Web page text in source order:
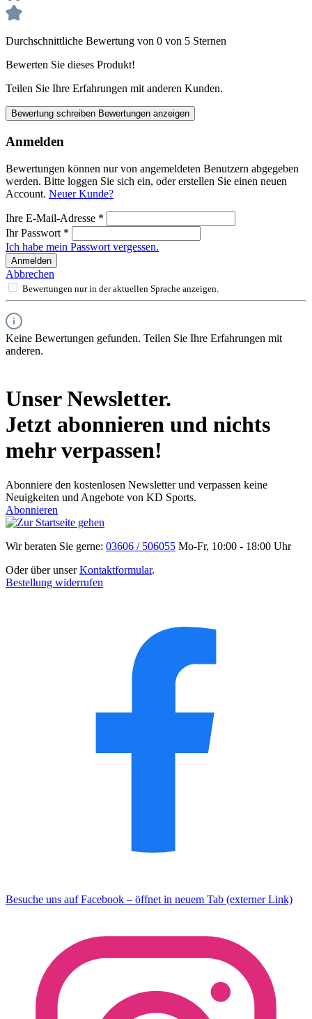
Durchschnittliche Bewertung von 0 von 5 Sternen
Bewerten Sie dieses Produkt!
Teilen Sie Ihre Erfahrungen mit anderen Kunden.
Bewertung schreiben Bewertungen anzeigen
Anmelden
Bewertungen können nur von angemeldeten Benutzern abgegeben
werden. Bitte loggen Sie sich ein, oder erstellen Sie einen neuen
Account. Neuer Kunde?
Ihre E-Mail-Adresse *
Ihr Passwort *
Ich habe mein Passwort vergessen.
Anmelden
Abbrechen
Bewertungen nur in der aktuellen Sprache anzeigen.
Keine Bewertungen gefunden. Teilen Sie Ihre Erfahrungen mit
anderen.
Unser Newsletter.
Jetzt abonnieren und nichts
mehr verpassen!
Abonniere den kostenlosen Newsletter und verpassen keine
Neuigkeiten und Angebote von KD Sports.
Abonnieren
Wir beraten Sie gerne: 03606 / 506055 Mo-Fr, 10:00 - 18:00 Uhr
Oder über unserKontaktformular.
Bestellung widerrufen
Besuche uns auf Facebook – öffnet in neuem Tab (externer Link)